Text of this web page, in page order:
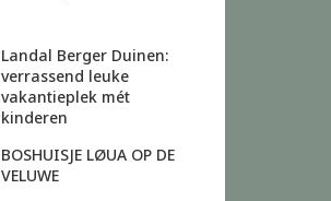
Landal Berger Duinen:
verrassend leuke
vakantieplek mét
kinderen
BOSHUISJE LØUA OP DE
VELUWE